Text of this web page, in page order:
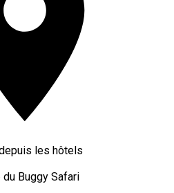
les hôtels
Buggy Safari